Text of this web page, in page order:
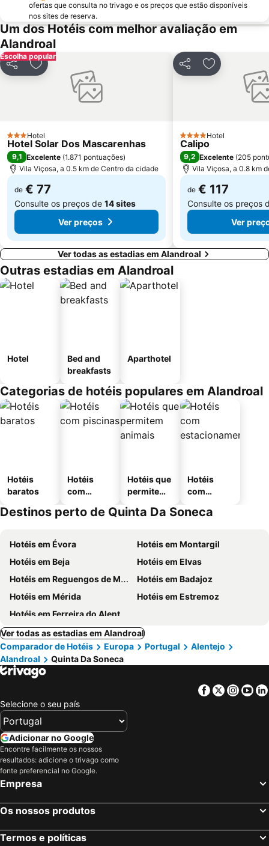
Huerta Rosales
Garrison Border Town of Elvas
Lusiberia
El Cristo
San Fernando
Aqueduto da Água de Prata
Enoteca de Redondo
Las Vaguadas
Museo de la Ciudad - Luis de Morales
Pardaleras
Antonio Hernández Gil
ofertas que consulta no trivago e os preços que estão disponíveis
nos sites de reserva.
Um dos Hotéis com melhor avaliação em
Alandroal
Escolha popular
PartilharAdicionar aos favoritos
3 Estrelas
Hotel
Hotel Solar Dos Mascarenhas
9,1 Excelente (1.871 pontuações)
Vila Viçosa, a 0.5 km de Centro da cidade
de € 77
Consulte os preços de 14 sites
Ver preços
PartilharAdicionar
4 Estrelas
Hotel
Calipo
9,2 Excelente (205
Vila Viçosa, a 0.8 km
de € 117
Consulte os preços
Ver
Ver todas as estadias em Alandroal
Outras estadias em Alandroal
Hotel
Bed and
breakfasts
Aparthotel
Categorias de hotéis populares em Alandroal
Hotéis
baratos
Hotéis
com
Hotéis que
permitem
Hotéis
com
mento
Destinos perto de Quinta Da Soneca
Hotéis em Évora
Hotéis em Montargil
Hotéis em Beja
Hotéis em Elvas
Hotéis em Reguengos de Monsaraz
Hotéis em Badajoz
Hotéis em Mérida
Hotéis em Estremoz
Hotéis em Ferreira do Alentejo
Ver todas as estadias em Alandroal
Comparador de Hotéis
Europa Portugal
Alentejo
Alandroal
Quinta Da Soneca
Facebook
Twitter
Selecione o seu país
Adicionar no Google
Encontre facilmente os nossos
resultados: adicione o trivago como
fonte preferencial no Google.
Empresa
Os nossos produtos
Termos e políticas